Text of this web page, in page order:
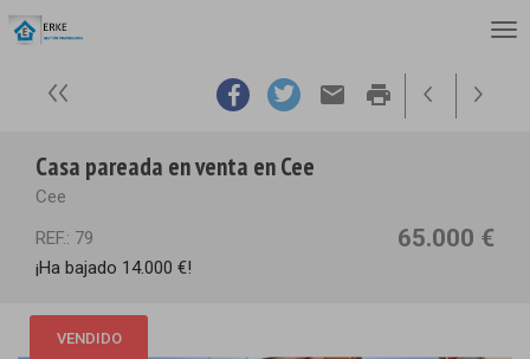
email print
Casa pareada en venta en Cee
Cee
REF.: 79
65.000 €
¡Ha bajado 14.000 €!
VENDIDO